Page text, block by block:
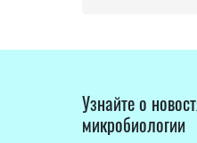
Узнайте о
микробиологии